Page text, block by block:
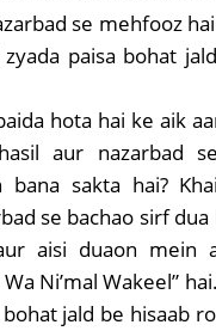
se mehfooz
paisa bohat
hota hai ke aik
aur nazarbad
bana sakta hai?
se bachao sirf dua
aisi duaon mein
Ni’mal Wakeel”
jald be hisaab